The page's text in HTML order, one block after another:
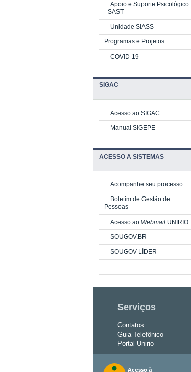
Apoio e Suporte Psicológico
- SAST
Unidade SIASS
Programas e Projetos
COVID-19
SIGAC
Acesso ao SIGAC
Manual SIGEPE
ACESSO A SISTEMAS
Acompanhe seu processo
Boletim de Gestão de
Pessoas
Acesso ao Webmail UNIRIO
SOUGOV.BR
SOUGOV LÍDER
Serviços
Contatos
Guia Telefônico
Portal Unirio